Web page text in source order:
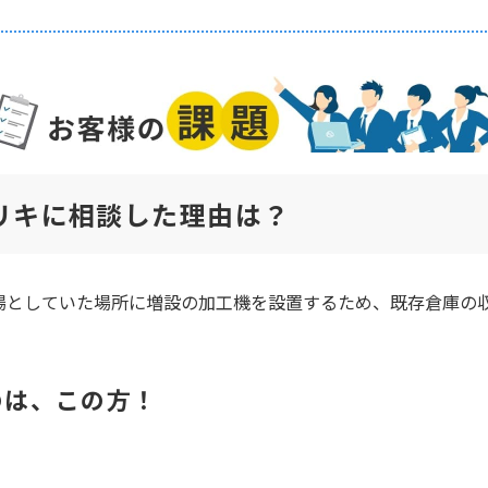
に相談した理由は？
していた場所に増設の加工機を設置するため、既存倉庫の
、この方！